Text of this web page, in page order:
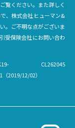
覧ください。また詳しく
、株式会社ヒューマン&
。ご不明な点がございま
受保険会社にお問い合わ
（2019/12/02）
CL262045